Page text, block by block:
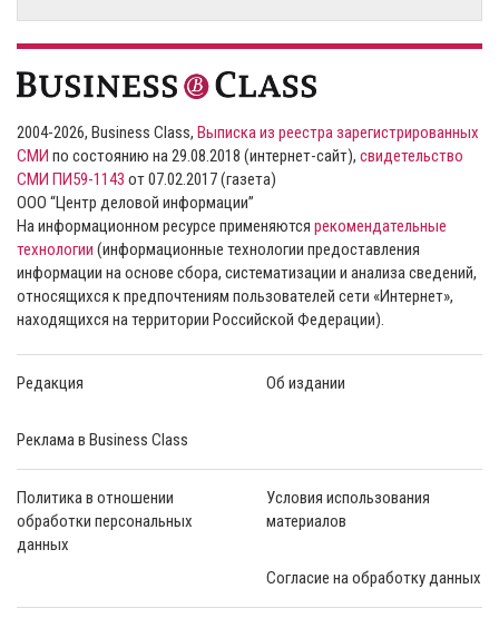
2004-2026, Business Class, Выписка из реестра зарегистрированных
СМИ по состоянию на 29.08.2018 (интернет-сайт), свидетельство
СМИ ПИ59-1143 от 07.02.2017 (газета)
ООО “Центр деловой информации”
На информационном ресурсе применяются рекомендательные
технологии (информационные технологии предоставления
информации на основе сбора, систематизации и анализа сведений,
относящихся к предпочтениям пользователей сети «Интернет»,
находящихся на территории Российской Федерации).
Редакция Об издании
Реклама в Business Class
Политика в отношении
обработки персональных
данных
Условия использования
материалов
Согласие на обработку данных